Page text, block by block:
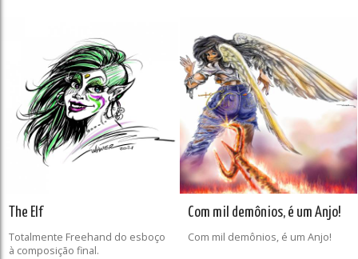
The Elf
Totalmente Freehand do esboço
à composição final.
Com mil demônios, é um Anjo!
Com mil demônios, é um Anjo!